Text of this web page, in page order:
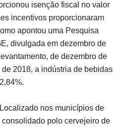
isenção fiscal no valor
incentivos proporcionaram
apontou uma Pesquisa
divulgada em dezembro de
de dezembro de
2018, a indústria de bebidas
nos municípios de
consolidado polo cervejeiro de